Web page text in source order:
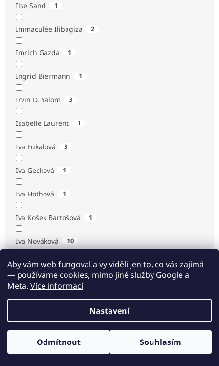
Aby vám web fungoval a vy viděli jen to, co vás zajímá
— používáme cookies, mimo jiné služby Google a
Meta. Více informací
Nastavení
Odmítnout Souhlasím
Ilse Sand 1
Immaculée Ilibagiza 2
Imrich Gazda 1
Ingrid Biermann 1
Irvin D. Yalom 3
Isabelle Laurent 1
Iva Fukalová 3
Iva Gecková 1
Iva Hothová 1
Iva Košek Bartošová 1
Iva Nováková 10
Iva Procházková 1
Ivan Renč 1
Odběr novinek